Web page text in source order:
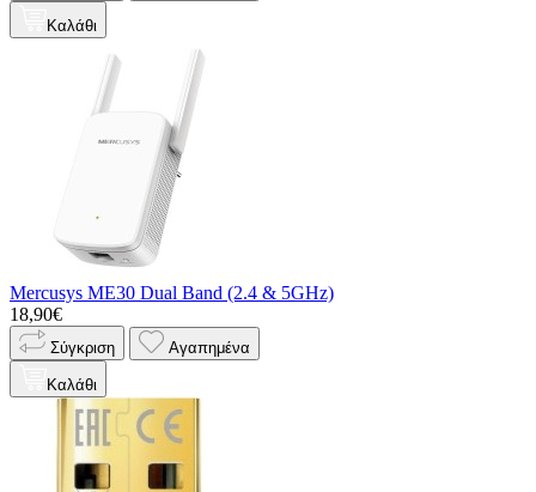
Καλάθι
Mercusys ME30 Dual Band (2.4 & 5GHz)
18,90€
Σύγκριση Αγαπημένα
Καλάθι